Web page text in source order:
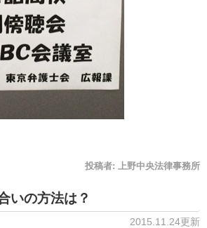
投稿者: 上野中央法律事務所
いの方法は？
2015.11.24更新